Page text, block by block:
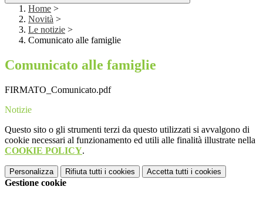
Home >
Novità >
Le notizie >
Comunicato alle famiglie
Comunicato alle famiglie
FIRMATO_Comunicato.pdf
Notizie
Questo sito o gli strumenti terzi da questo utilizzati si avvalgono di
cookie necessari al funzionamento ed utili alle finalità illustrate nella
COOKIE POLICY.
Personalizza Rifiuta tutti i cookies Accetta tutti i cookies
Gestione cookie